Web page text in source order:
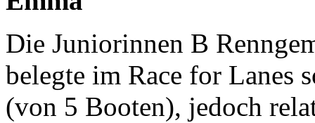
Die Juniorinnen B
belegte im Race for Lanes
(von 5 Booten), jedoch